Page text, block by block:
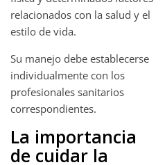
relacionados con la salud y el
estilo de vida.
Su manejo debe establecerse
individualmente con los
profesionales sanitarios
correspondientes.
La importancia
de cuidar la